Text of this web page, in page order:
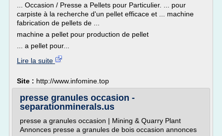
... Occasion / Presse a Pellets pour Particulier. ... pour
carpiste à la recherche d'un pellet efficace et ... machine
fabrication de pellets de ...
machine a pellet pour production de pellet
... a pellet pour...
Lire la suite
Site : http://www.infomine.top
presse granules occasion -
separationminerals.us
presse a granules occasion | Mining & Quarry Plant
Annonces presse a granules de bois occasion annonces